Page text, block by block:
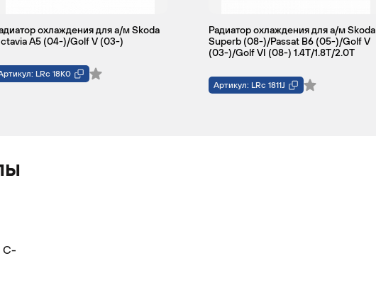
охлаждения для а/м Skoda
A5 (04-)/Golf V (03-)
LRc 18K0
Радиатор охлаждения для а/м Skoda
Superb (08-)/Passat B6 (05-)/Golf V
(03-)/Golf VI (08-) 1.4T/1.8T/2.0T
Артикул: LRc 1811J
С-